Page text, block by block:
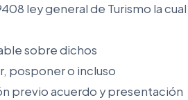
ley general de Turismo la cual
sobre dichos
posponer o incluso
previo acuerdo y presentación